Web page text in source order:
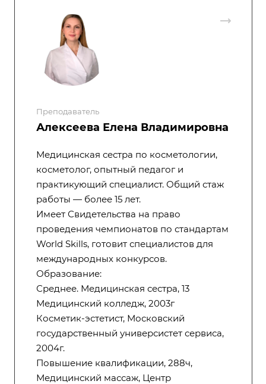
Преподаватель
Алексеева Елена Владимировна
Медицинская сестра по косметологии,
косметолог, опытный педагог и
практикующий специалист. Общий стаж
работы — более 15 лет.
Имеет Свидетельства на право
проведения чемпионатов по стандартам
World Skills, готовит специалистов для
международных конкурсов.
Образование:
Среднее. Медицинская сестра, 13
Медицинский колледж, 2003г
Косметик-эстетист, Московский
государственный универсистет сервиса,
2004г.
Повышение квалификации, 288ч,
Медицинский массаж, Центр